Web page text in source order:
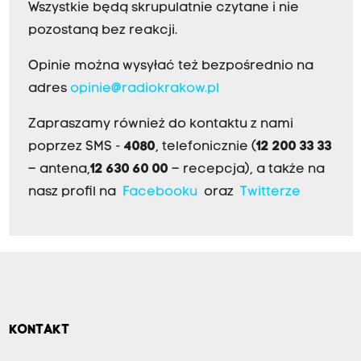
Wszystkie będą skrupulatnie czytane i nie
pozostaną bez reakcji.
Opinie można wysyłać też bezpośrednio na
adres opinie@radiokrakow.pl
Zapraszamy również do kontaktu z nami
poprzez SMS - 4080, telefonicznie (12 200 33 33
– antena,12 630 60 00 – recepcja), a także na
nasz profil na
Facebookuoraz Twitterze
KONTAKT